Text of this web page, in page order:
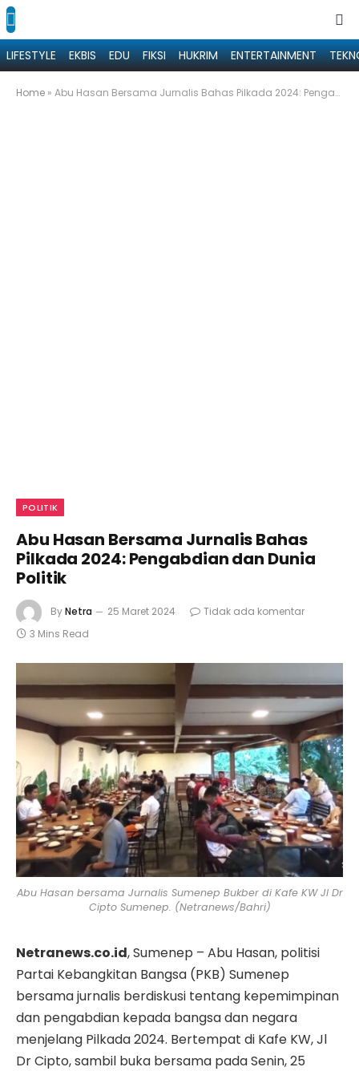
LIFESTYLE EKBIS EDU FIKSI HUKRIM ENTERTAINMENT
Home » Abu Hasan Bersama Jurnalis Bahas Pilkada 2024: Pengabdian dan Dunia Politik
POLITIK
Abu Hasan Bersama Jurnalis Bahas
Pilkada 2024: Pengabdian dan Dunia
Politik
ByNetra 25 Maret 2024
Tidak ada komentar
3 Mins Read
Abu Hasan bersama Jurnalis Sumenep Bukber di Kafe KW Jl Dr
Cipto Sumenep. (Netranews/Bahri)
Netranews.co.id, Sumenep – Abu Hasan, politisi
Partai Kebangkitan Bangsa (PKB) Sumenep
bersama jurnalis berdiskusi tentang kepemimpinan
dan pengabdian kepada bangsa dan negara
menjelang Pilkada 2024. Bertempat di Kafe KW, Jl
Dr Cipto, sambil buka bersama pada Senin, 25